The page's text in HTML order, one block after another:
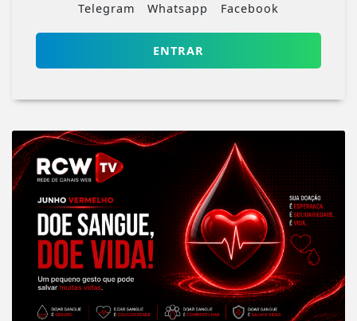
Telegram Whatsapp Facebook
ENTRAR